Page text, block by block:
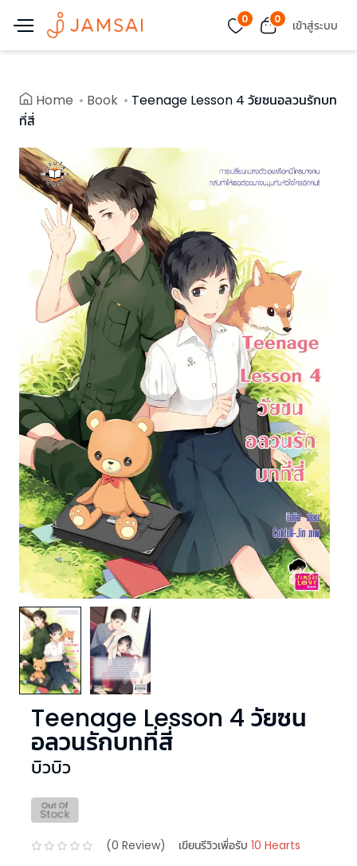
0 0 เข้าสู่ระบบ
Home Book
Teenage Lesson 4 วัยซนอลวนรักบท
ที่สี่
Teenage Lesson 4 วัยซน
อลวนรักบทที่สี่
บิวบิว
(0 Review) เขียนรีวิวเพื่อรับ 10 Hearts